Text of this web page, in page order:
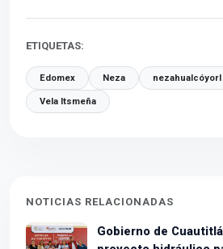
ETIQUETAS:
Edomex Neza nezahualcóyorl
Vela Itsmeña
NOTICIAS RELACIONADAS
Gobierno de